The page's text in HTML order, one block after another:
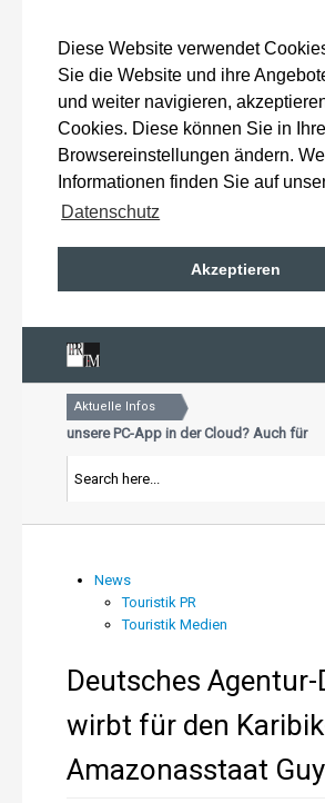
Diese Website verwendet
Sie die Website und ihre
und weiter navigieren,
Cookies. Diese können Sie in
Browsereinstellungen ändern.
Informationen finden Sie auf
Datenschutz
Akzeptieren
Home
Online-
Einträge
Aktuelle Infos
schon unsere PC-App in der Cloud? Auch für
Aktualisierungstermin für Premiumkunden: 15.
schon unsere PC-App in der Cloud? Auch für
Deutsches Agentur-
wirbt für den
Amazonasstaat
News
Touristik PR
Touristik Medien